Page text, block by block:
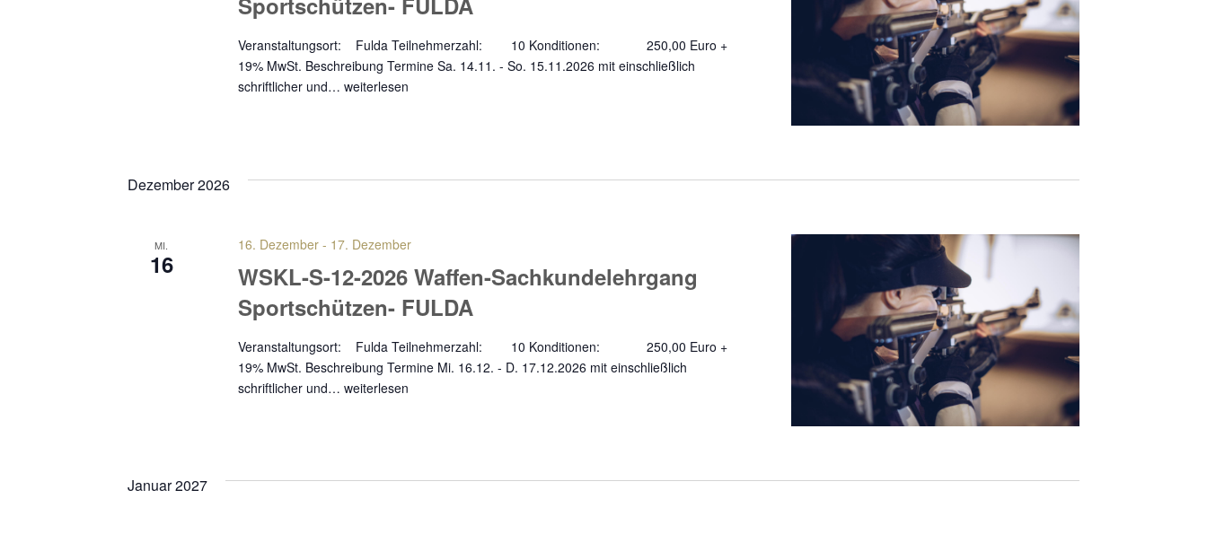
Veranstaltungsort: Fulda Teilnehmerzahl: 10 Konditionen: 250,00 Euro +
19% MwSt. Beschreibung Termine Sa. 14.11. - So. 15.11.2026 mit einschließlich
schriftlicher und…weiterlesen
Dezember 2026
MI.
16
WSKL-S-12-2026 Waffen-Sachkundelehrgang
Sportschützen- FULDA
16. Dezember - 17. Dezember
Veranstaltungsort: Fulda Teilnehmerzahl: 10 Konditionen: 250,00 Euro +
19% MwSt. Beschreibung Termine Mi. 16.12. - D. 17.12.2026 mit einschließlich
schriftlicher und…weiterlesen
Januar 2027